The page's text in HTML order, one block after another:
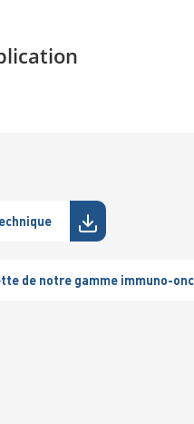
de notre gamme immuno-